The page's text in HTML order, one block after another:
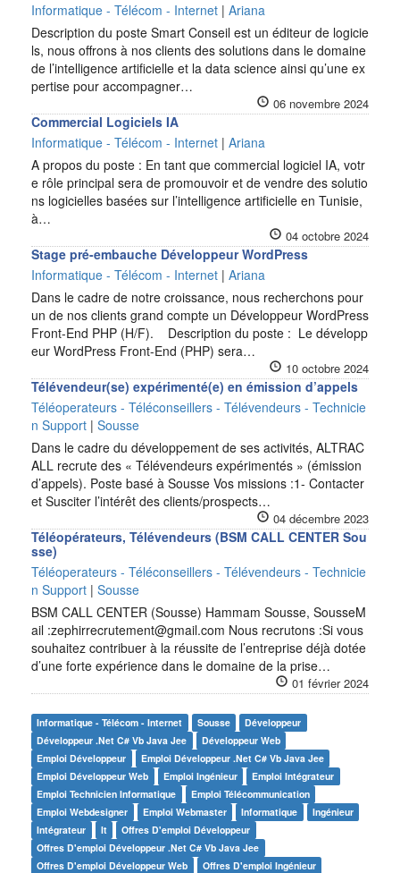
Informatique - Télécom - Internet | Ariana
Description du poste Smart Conseil est un éditeur de logicie
ls, nous offrons à nos clients des solutions dans le domaine
de l’intelligence artificielle et la data science ainsi qu’une ex
pertise pour accompagner…
06 novembre 2024
Commercial Logiciels IA
Informatique - Télécom - Internet | Ariana
A propos du poste : En tant que commercial logiciel IA, votr
e rôle principal sera de promouvoir et de vendre des solutio
ns logicielles basées sur l’intelligence artificielle en Tunisie,
à…
04 octobre 2024
Stage pré-embauche Développeur WordPress
Informatique - Télécom - Internet | Ariana
Dans le cadre de notre croissance, nous recherchons pour
un de nos clients grand compte un Développeur WordPress
Front-End PHP (H/F). Description du poste : Le développ
eur WordPress Front-End (PHP) sera…
10 octobre 2024
Télévendeur(se) expérimenté(e) en émission d’appels
Téléoperateurs - Téléconseillers - Télévendeurs - Technicie
n Support | Sousse
Dans le cadre du développement de ses activités, ALTRAC
ALL recrute des « Télévendeurs expérimentés » (émission
d’appels). Poste basé à Sousse Vos missions :1- Contacter
et Susciter l’intérêt des clients/prospects…
04 décembre 2023
Téléopérateurs, Télévendeurs (BSM CALL CENTER Sou
sse)
Téléoperateurs - Téléconseillers - Télévendeurs - Technicie
n Support | Sousse
BSM CALL CENTER (Sousse) Hammam Sousse, SousseM
ail :zephirrecrutement@gmail.com Nous recrutons :Si vous
souhaitez contribuer à la réussite de l’entreprise déjà dotée
d’une forte expérience dans le domaine de la prise…
01 février 2024
Informatique - Télécom - Internet Sousse
Développeur
Développeur .net C# Vb Java Jee
Développeur Web
Emploi Développeur
Emploi Développeur .net C# Vb Java Jee
Emploi Développeur Web
Emploi Ingénieur
Emploi Intégrateur
Emploi Technicien Informatique
Emploi Télécommunication
Emploi Webdesigner
Emploi Webmaster Informatique
Ingénieur
Intégrateur
It
Offres D'emploi Développeur
Offres D'emploi Développeur .net C# Vb Java Jee
Offres D'emploi Développeur Web
Offres D'emploi Ingénieur